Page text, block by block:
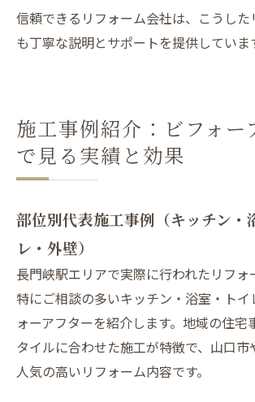
信頼できるリフォーム会社は、こうした
も丁寧な説明とサポートを提供していま
施工事例紹介：ビフォー
で見る実績と効果
部位別代表施工事例（キッチン・
レ・外壁）
長門峡駅エリアで実際に行われたリフォ
特にご相談の多いキッチン・浴室・トイ
ォーアフターを紹介します。地域の住宅
タイルに合わせた施工が特徴で、山口市
人気の高いリフォーム内容です。